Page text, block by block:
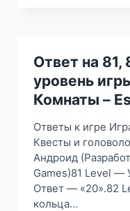
80
УРОВЕНЬ
ИГРЫ
ИГРА
ПОБЕГ
КОМНАТЫ
–
ESCAPEROOM
Ответ на 81,
уровень
Комнаты –
Ответы к игре
Квесты и
Андроид
Games)81 Level —
Ответ — «20».82
кольца…